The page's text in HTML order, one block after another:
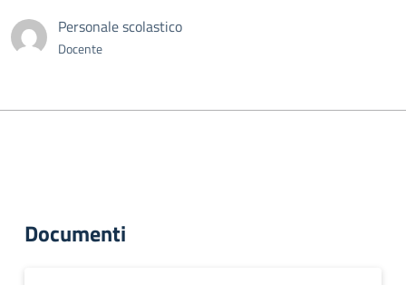
Personale scolastico
Docente
Documenti